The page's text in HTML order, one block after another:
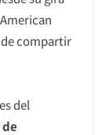
compartir
del
de